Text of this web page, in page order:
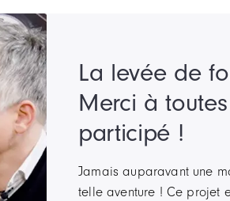
La levée de
Merci à
participé !
Jamais auparavant une
telle aventure ! Ce projet